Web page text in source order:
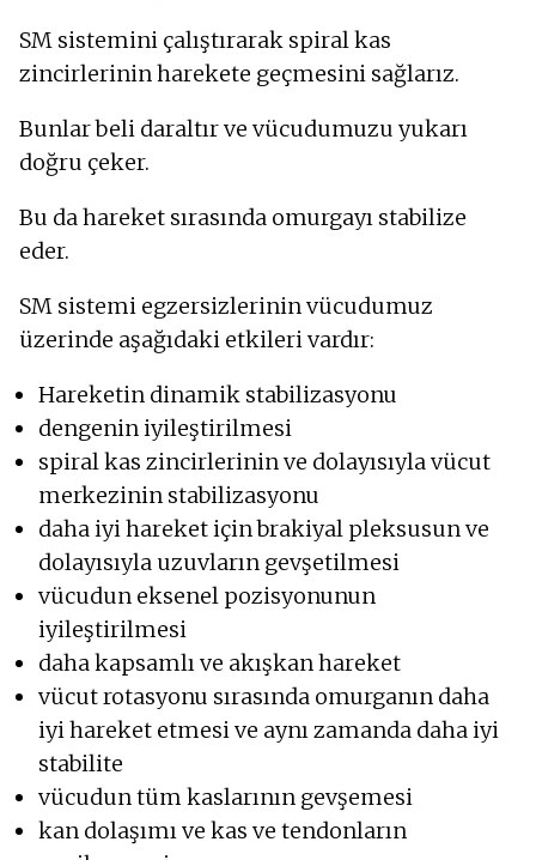
SM sistemini çalıştırarak spiral kas
zincirlerinin harekete geçmesini sağlarız.
Bunlar beli daraltır ve vücudumuzu yukarı
doğru çeker.
Bu da hareket sırasında omurgayı stabilize
eder.
SM sistemi egzersizlerinin vücudumuz
üzerinde aşağıdaki etkileri vardır:
Hareketin dinamik stabilizasyonu
dengenin iyileştirilmesi
spiral kas zincirlerinin ve dolayısıyla vücut
merkezinin stabilizasyonu
daha iyi hareket için brakiyal pleksusun ve
dolayısıyla uzuvların gevşetilmesi
vücudun eksenel pozisyonunun
iyileştirilmesi
daha kapsamlı ve akışkan hareket
vücut rotasyonu sırasında omurganın daha
iyi hareket etmesi ve aynı zamanda daha iyi
stabilite
vücudun tüm kaslarının gevşemesi
kan dolaşımı ve kas ve tendonların